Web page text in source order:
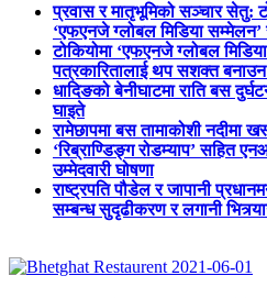
प्रवास र मातृभूमिको सञ्चार सेतु:
‘एफएनजे ग्लोबल मिडिया सम्मेलन’
टोकियोमा ‘एफएनजे ग्लोबल
पत्रकारितालाई थप सशक्त
धादिङको बेनीघाटमा राति बस
घाइते
रामेछापमा बस तामाकोशी नदीमा
‘रिब्राण्डिङ्ग रोडम्याप’ सहित
उम्मेदवारी घोषणा
राष्ट्रपति पौडेल र जापानी
सम्बन्ध सुदृढीकरण र लगानी